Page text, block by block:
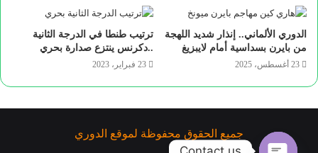
الدوري الألماني.. إنذار شديد اللهجة
من بايرن بسداسية أمام لايبزيغ
23 أغسطس، 2025
ترتيب طنطا في الدرجة الثانية
..دكرنس ينتزع صدارة بحري
23 فبراير، 2023
جميع الحقوق محفوظة لموقع الدوري